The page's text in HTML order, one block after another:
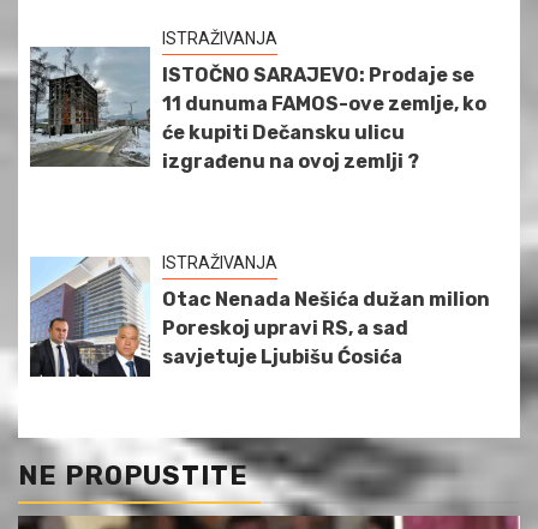
ISTRAŽIVANJA
ISTOČNO SARAJEVO: Prodaje se
11 dunuma FAMOS-ove zemlje, ko
će kupiti Dečansku ulicu
izgrađenu na ovoj zemlji ?
ISTRAŽIVANJA
Otac Nenada Nešića dužan milion
Poreskoj upravi RS, a sad
savjetuje Ljubišu Ćosića
NE PROPUSTITE